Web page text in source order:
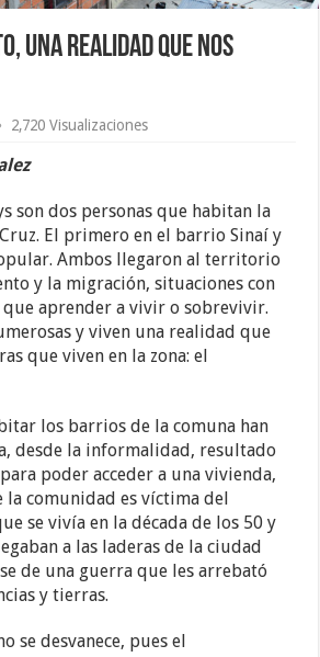
una realidad que nos
2,720 Visualizaciones
son dos personas que habitan la
El primero en el barrio Sinaí y
Ambos llegaron al territorio
y la migración, situaciones con
que aprender a vivir o sobrevivir.
y viven una realidad que
que viven en la zona: el
los barrios de la comuna han
desde la informalidad, resultado
poder acceder a una vivienda,
la comunidad es víctima del
se vivía en la década de los 50 y
a las laderas de la ciudad
de una guerra que les arrebató
y tierras.
se desvanece, pues el